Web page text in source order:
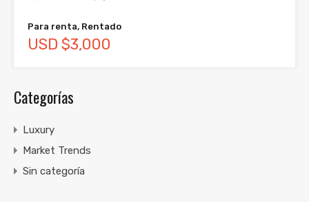
Para renta, Rentado
USD $3,000
Categorías
Luxury
Market Trends
Sin categoría